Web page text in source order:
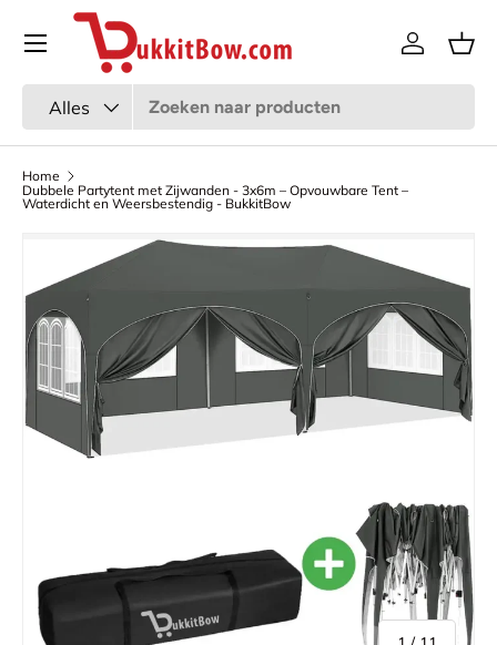
Ga naar inhoud
Alles
Inloggen
Menu
Home
Dubbele Partytent met Zijwanden - 3x6m – Opvouwbare Tent –
Waterdicht en Weersbestendig - BukkitBow